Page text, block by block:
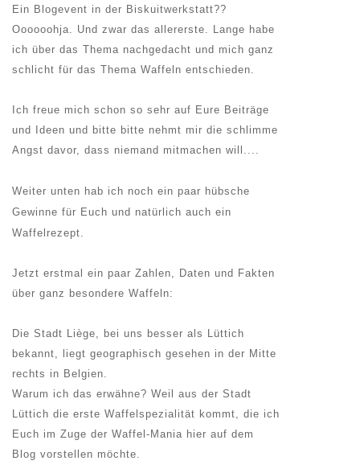
Ein Blogevent in der Biskuitwerkstatt??
Oooooohja. Und zwar das allererste. Lange habe
ich über das Thema nachgedacht und mich ganz
schlicht für das Thema Waffeln entschieden.
Ich freue mich schon so sehr auf Eure Beiträge
und Ideen und bitte bitte nehmt mir die schlimme
Angst davor, dass niemand mitmachen will....
Weiter unten hab ich noch ein paar hübsche
Gewinne für Euch und natürlich auch ein
Waffelrezept.
Jetzt erstmal ein paar Zahlen, Daten und Fakten
über ganz besondere Waffeln:
Die Stadt Liège, bei uns besser als Lüttich
bekannt, liegt geographisch gesehen in der Mitte
rechts in Belgien.
Warum ich das erwähne? Weil aus der Stadt
Lüttich die erste Waffelspezialität kommt, die ich
Euch im Zuge der Waffel-Mania hier auf dem
Blog vorstellen möchte.